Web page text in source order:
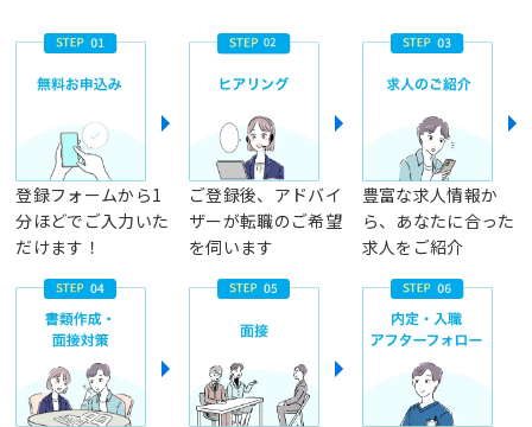
登録フォームから1
分ほどでご入力いた
だけます！
ご登録後、アドバイ
ザーが転職のご希望
を伺います
豊富な求人情報か
ら、あなたに合った
求人をご紹介